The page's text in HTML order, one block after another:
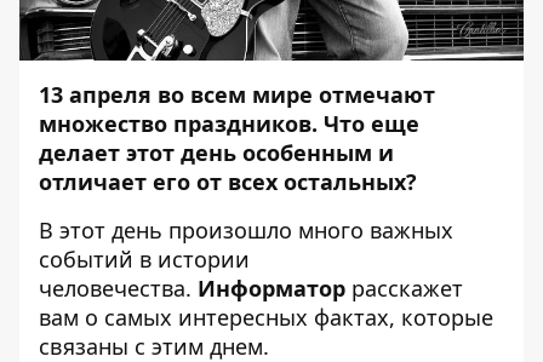
13 апреля во всем мире отмечают
множество праздников. Что еще
делает этот день особенным и
отличает его от всех остальных?
В этот день произошло много важных
событий в истории
человечества. Информатор расскажет
вам о самых интересных фактах, которые
связаны с этим днем.